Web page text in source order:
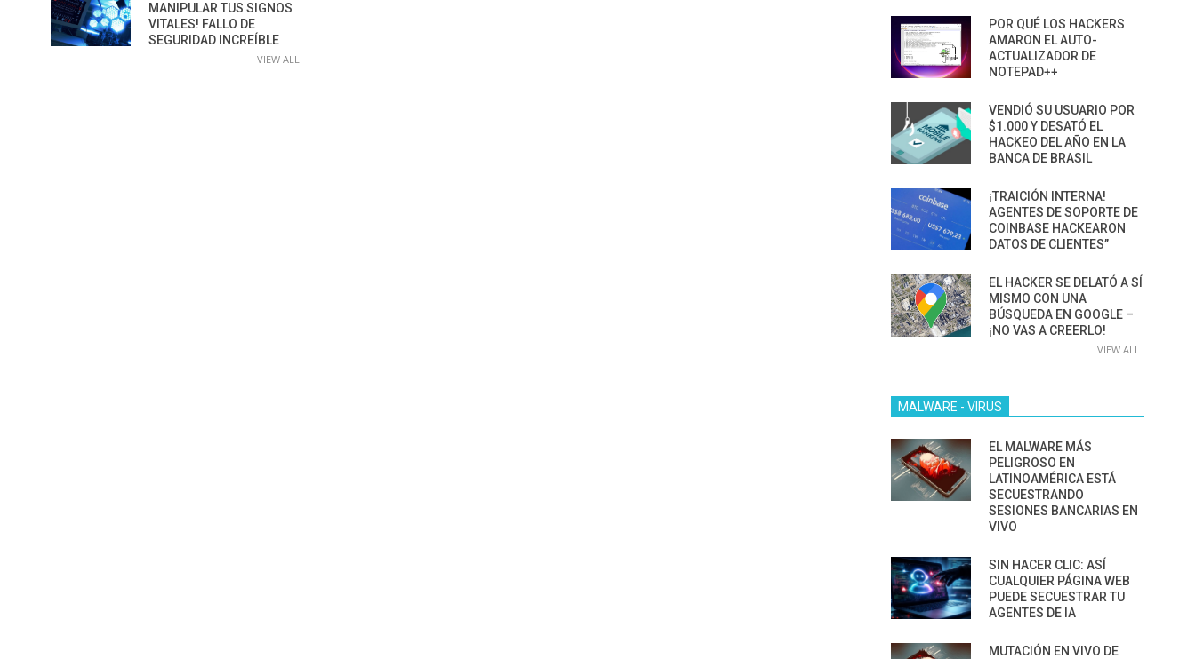
MANIPULAR TUS SIGNOS
VITALES! FALLO DE
SEGURIDAD INCREÍBLE
VIEW ALL
POR QUÉ LOS HACKERS
AMARON EL AUTO-
ACTUALIZADOR DE
NOTEPAD++
VENDIÓ SU USUARIO POR
$1.000 Y DESATÓ EL
HACKEO DEL AÑO EN LA
BANCA DE BRASIL
¡TRAICIÓN INTERNA!
AGENTES DE SOPORTE DE
COINBASE HACKEARON
DATOS DE CLIENTES”
EL HACKER SE DELATÓ A SÍ
MISMO CON UNA
BÚSQUEDA EN GOOGLE –
¡NO VAS A CREERLO!
VIEW ALL
MALWARE - VIRUS
EL MALWARE MÁS
PELIGROSO EN
LATINOAMÉRICA ESTÁ
SECUESTRANDO
SESIONES BANCARIAS EN
VIVO
SIN HACER CLIC: ASÍ
CUALQUIER PÁGINA WEB
PUEDE SECUESTRAR TU
AGENTES DE IA
MUTACIÓN EN VIVO DE